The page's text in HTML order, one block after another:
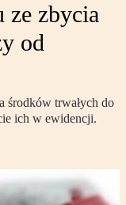
zbycia
od
środków trwałych do
ich w ewidencji.